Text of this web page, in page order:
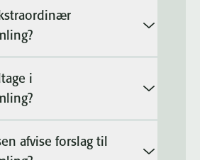
i
afvise forslag til